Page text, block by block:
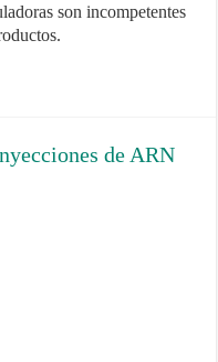
son incompetentes
de ARN